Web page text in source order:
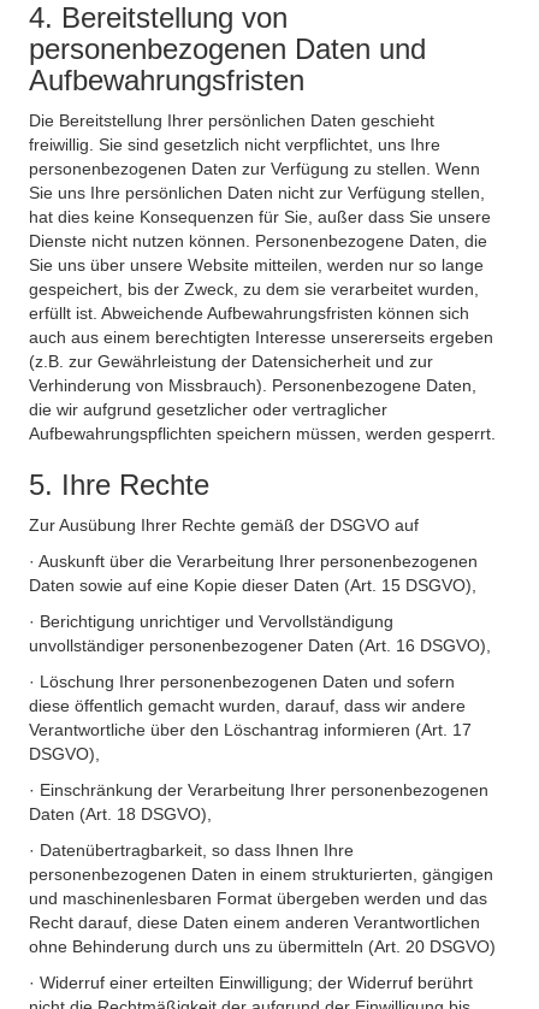
4. Bereitstellung von
personenbezogenen Daten und
Aufbewahrungsfristen
Die Bereitstellung Ihrer persönlichen Daten geschieht
freiwillig. Sie sind gesetzlich nicht verpflichtet, uns Ihre
personenbezogenen Daten zur Verfügung zu stellen. Wenn
Sie uns Ihre persönlichen Daten nicht zur Verfügung stellen,
hat dies keine Konsequenzen für Sie, außer dass Sie unsere
Dienste nicht nutzen können. Personenbezogene Daten, die
Sie uns über unsere Website mitteilen, werden nur so lange
gespeichert, bis der Zweck, zu dem sie verarbeitet wurden,
erfüllt ist. Abweichende Aufbewahrungsfristen können sich
auch aus einem berechtigten Interesse unsererseits ergeben
(z.B. zur Gewährleistung der Datensicherheit und zur
Verhinderung von Missbrauch). Personenbezogene Daten,
die wir aufgrund gesetzlicher oder vertraglicher
Aufbewahrungspflichten speichern müssen, werden gesperrt.
5. Ihre Rechte
Zur Ausübung Ihrer Rechte gemäß der DSGVO auf
· Auskunft über die Verarbeitung Ihrer personenbezogenen
Daten sowie auf eine Kopie dieser Daten (Art. 15 DSGVO),
· Berichtigung unrichtiger und Vervollständigung
unvollständiger personenbezogener Daten (Art. 16 DSGVO),
· Löschung Ihrer personenbezogenen Daten und sofern
diese öffentlich gemacht wurden, darauf, dass wir andere
Verantwortliche über den Löschantrag informieren (Art. 17
DSGVO),
· Einschränkung der Verarbeitung Ihrer personenbezogenen
Daten (Art. 18 DSGVO),
· Datenübertragbarkeit, so dass Ihnen Ihre
personenbezogenen Daten in einem strukturierten, gängigen
und maschinenlesbaren Format übergeben werden und das
Recht darauf, diese Daten einem anderen Verantwortlichen
ohne Behinderung durch uns zu übermitteln (Art. 20 DSGVO)
· Widerruf einer erteilten Einwilligung; der Widerruf berührt